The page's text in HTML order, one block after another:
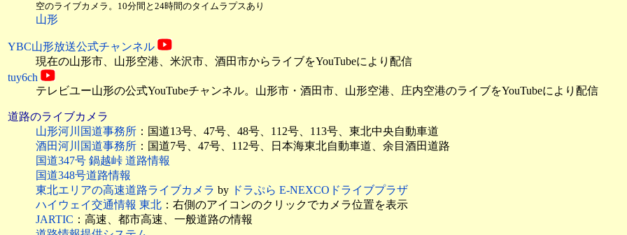
空のライブカメラ。10分間と24時間のタイムラプスあり
山形
YBC山形放送公式チャンネル
現在の山形市、山形空港、米沢市、酒田市からライブをYouTubeにより配信
tuy6ch
テレビユー山形の公式YouTubeチャンネル。山形市・酒田市、山形空港、 庄内空港のライブをYouTubeにより配信
道路のライブカメラ
山形河川国道事務所 ：国道13号、47号、48号、112号、113号、東北中央自動車道
酒田河川国道事務所 ：国道7号、47号、112号、日本海東北自動車道、余目酒田道路
国道347号 鍋越峠 道路情報
国道348号道路情報
東北エリアの高速道路ライブカメラ by ドラぷら E-NEXCOドライブプラザ
ハイウェイ交通情報 東北 ：右側のアイコンのクリックでカメラ位置を表示
JARTIC ：高速、都市高速、一般道路の情報